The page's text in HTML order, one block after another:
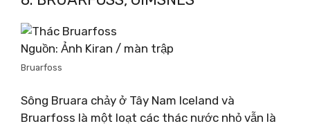
Nguồn: Ảnh Kiran / màn trập
Bruarfoss
Sông Bruara chảy ở Tây Nam Iceland và
Bruarfoss là một loạt các thác nước nhỏ vẫn là